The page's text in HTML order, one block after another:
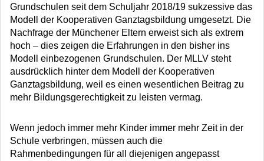
Grundschulen seit dem Schuljahr 2018/19 sukzessive das
Modell der Kooperativen Ganztagsbildung umgesetzt. Die
Nachfrage der Münchener Eltern erweist sich als extrem
hoch – dies zeigen die Erfahrungen in den bisher ins
Modell einbezogenen Grundschulen. Der MLLV steht
ausdrücklich hinter dem Modell der Kooperativen
Ganztagsbildung, weil es einen wesentlichen Beitrag zu
mehr Bildungsgerechtigkeit zu leisten vermag.
Wenn jedoch immer mehr Kinder immer mehr Zeit in der
Schule verbringen, müssen auch die
Rahmenbedingungen für all diejenigen angepasst